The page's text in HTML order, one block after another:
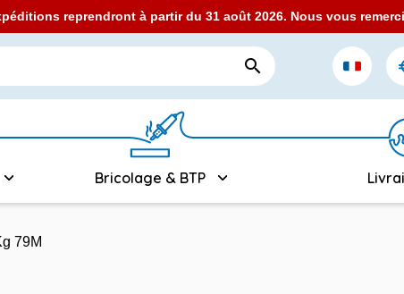
reprendront à partir du 31 août 2026. Nous vous

Bricolage & BTP
79M